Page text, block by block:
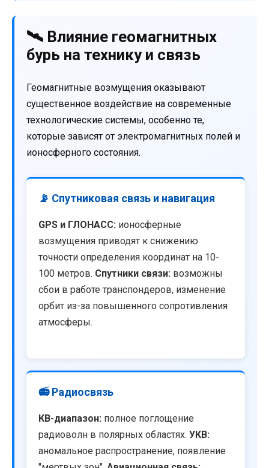
🛰️ Влияние геомагнитных
бурь на технику и связь
Геомагнитные возмущения оказывают
существенное воздействие на современные
технологические системы, особенно те,
которые зависят от электромагнитных полей и
ионосферного состояния.
📡 Спутниковая связь и навигация
GPS и ГЛОНАСС: ионосферные
возмущения приводят к снижению
точности определения координат на 10-
100 метров. Спутники связи: возможны
сбои в работе транспондеров, изменение
орбит из-за повышенного сопротивления
атмосферы.
📻 Радиосвязь
КВ-диапазон: полное поглощение
радиоволн в полярных областях. УКВ:
аномальное распространение, появление